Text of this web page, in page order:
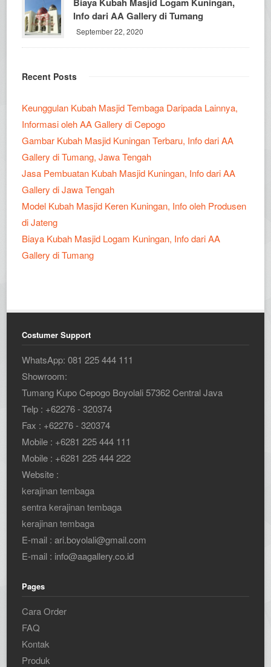
Info dari AA Gallery di Tumang
September 22, 2020
Recent Posts
Keunggulan Kubah Masjid Tembaga Daripada Lainnya,
Informasi oleh AA Gallery di Cepogo
Gambar Kubah Masjid Kuningan Terbaru, Info dari AA
Gallery di Tumang, Jawa Tengah
Jasa Pembuatan Kubah Masjid Kuningan, Info dari AA
Gallery di Jawa Tengah
Model Kubah Masjid Keren Kuningan, Info oleh Produsen
di Jateng
Biaya Kubah Masjid Logam Kuningan, Info dari AA
Gallery di Tumang
Costumer Support
WhatsApp: 081 225 444 111
Showroom:
Tumang Kupo Cepogo Boyolali 57362 Central Java
Telp : +62276 - 320374
Fax : +62276 - 320374
Mobile : +6281 225 444 111
Mobile : +6281 225 444 222
Website :
kerajinan tembaga
sentra kerajinan tembaga
kerajinan tembaga
E-mail : ari.boyolali@gmail.com
E-mail : info@aagallery.co.id
Pages
Cara Order
FAQ
Kontak
Produk